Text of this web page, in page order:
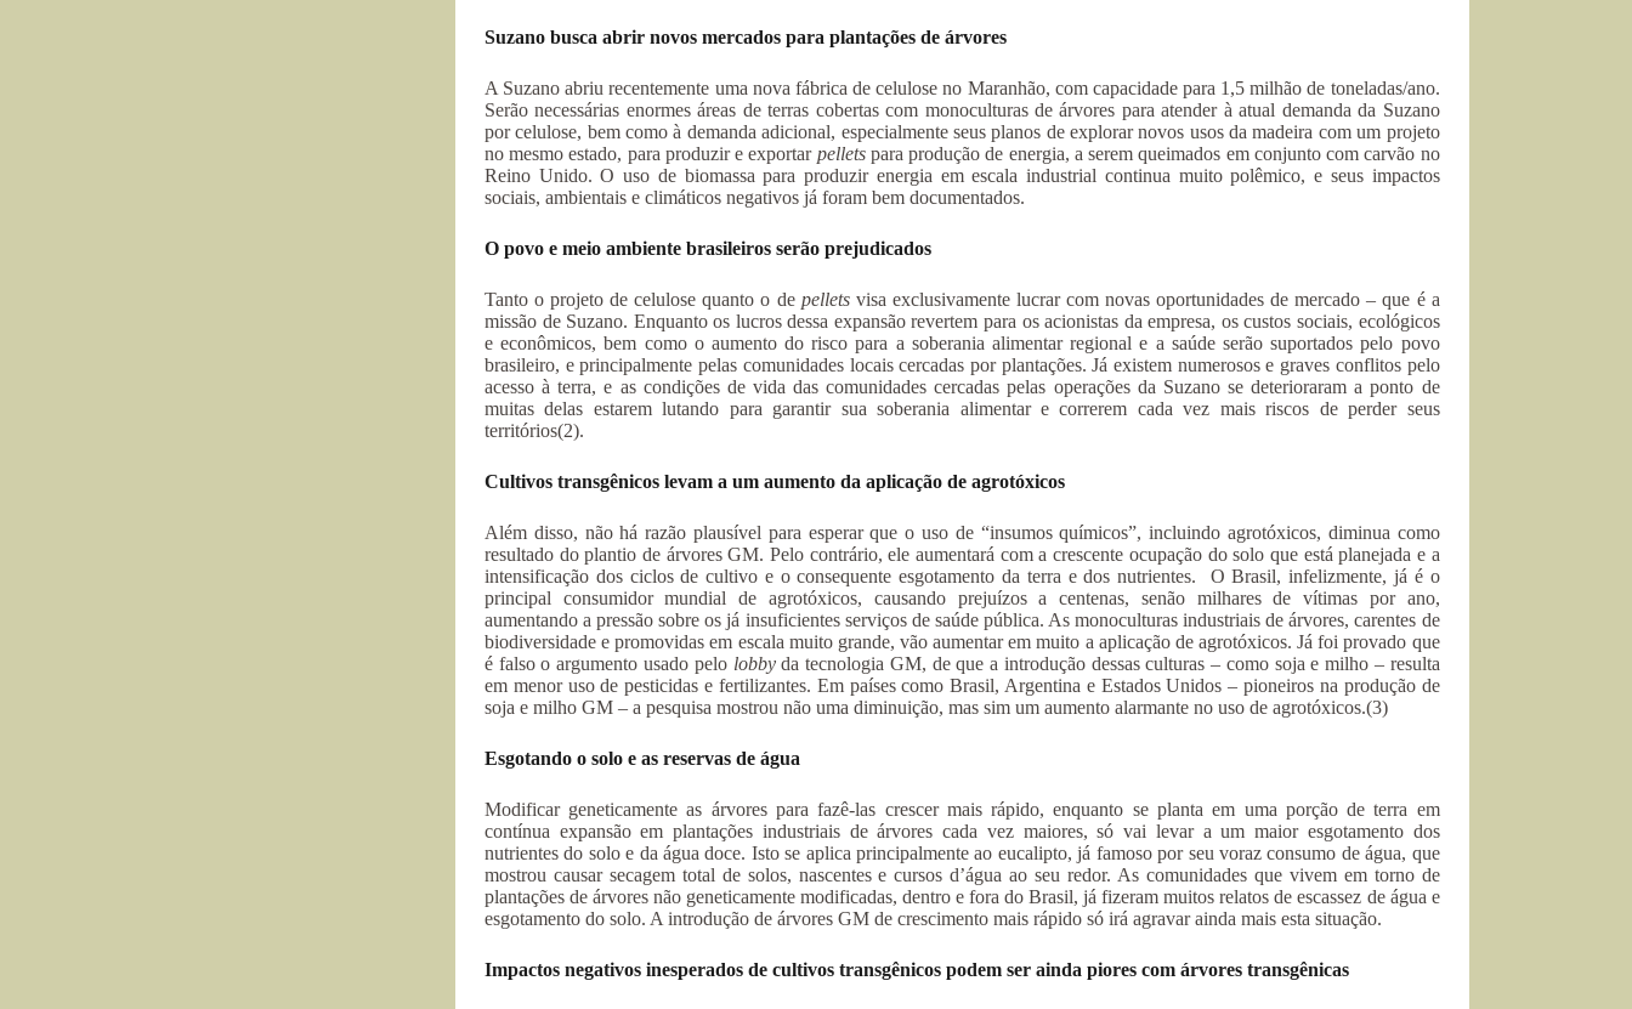
Suzano busca abrir novos mercados para plantações de árvores
A Suzano abriu recentemente uma nova fábrica de celulose no Maranhão, com capacidade para 1,5 milhão de toneladas/ano.
Serão necessárias enormes áreas de terras cobertas com monoculturas de árvores para atender à atual demanda da Suzano
por celulose, bem como à demanda adicional, especialmente seus planos de explorar novos usos da madeira com um projeto
no mesmo estado, para produzir e exportar pelletspara produção de energia, a serem queimados em conjunto com carvão no
Reino Unido. O uso de biomassa para produzir energia em escala industrial continua muito polêmico, e seus impactos
sociais, ambientais e climáticos negativos já foram bem documentados.
O povo e meio ambiente brasileiros serão prejudicados
Tanto o projeto de celulose quanto o de pelletsvisa exclusivamente lucrar com novas oportunidades de mercado – que é a
missão de Suzano. Enquanto os lucros dessa expansão revertem para os acionistas da empresa, os custos sociais, ecológicos
e econômicos, bem como o aumento do risco para a soberania alimentar regional e a saúde serão suportados pelo povo
brasileiro, e principalmente pelas comunidades locais cercadas por plantações. Já existem numerosos e graves conflitos pelo
acesso à terra, e as condições de vida das comunidades cercadas pelas operações da Suzano se deterioraram a ponto de
muitas delas estarem lutando para garantir sua soberania alimentar e correrem cada vez mais riscos de perder seus
territórios(2).
Cultivos transgênicos levam a um aumento da aplicação de agrotóxicos
Além disso, não há razão plausível para esperar que o uso de “insumos químicos”, incluindo agrotóxicos, diminua como
resultado do plantio de árvores GM. Pelo contrário, ele aumentará com a crescente ocupação do solo que está planejada e a
intensificação dos ciclos de cultivo e o consequente esgotamento da terra e dos nutrientes. O Brasil, infelizmente, já é o
principal consumidor mundial de agrotóxicos, causando prejuízos a centenas, senão milhares de vítimas por ano,
aumentando a pressão sobre os já insuficientes serviços de saúde pública. As monoculturas industriais de árvores, carentes de
biodiversidade e promovidas em escala muito grande, vão aumentar em muito a aplicação de agrotóxicos. Já foi provado que
é falso o argumento usado pelo lobbyda tecnologia GM, de que a introdução dessas culturas – como soja e milho – resulta
em menor uso de pesticidas e fertilizantes. Em países como Brasil, Argentina e Estados Unidos – pioneiros na produção de
soja e milho GM – a pesquisa mostrou não uma diminuição, mas sim um aumento alarmante no uso de agrotóxicos.(3)
Esgotando o solo e as reservas de água
Modificar geneticamente as árvores para fazê-las crescer mais rápido, enquanto se planta em uma porção de terra em
contínua expansão em plantações industriais de árvores cada vez maiores, só vai levar a um maior esgotamento dos
nutrientes do solo e da água doce. Isto se aplica principalmente ao eucalipto, já famoso por seu voraz consumo de água, que
mostrou causar secagem total de solos, nascentes e cursos d’água ao seu redor. As comunidades que vivem em torno de
plantações de árvores não geneticamente modificadas, dentro e fora do Brasil, já fizeram muitos relatos de escassez de água e
esgotamento do solo. A introdução de árvores GM de crescimento mais rápido só irá agravar ainda mais esta situação.
Impactos negativos inesperados de cultivos transgênicos podem ser ainda piores com árvores transgênicas